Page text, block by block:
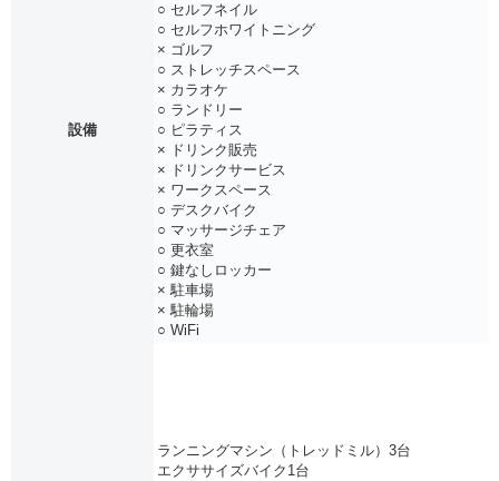
設備
○ セルフネイル
○ セルフホワイトニング
× ゴルフ
○ ストレッチスペース
× カラオケ
○ ランドリー
○ ピラティス
× ドリンク販売
× ドリンクサービス
× ワークスペース
○ デスクバイク
○ マッサージチェア
○ 更衣室
○ 鍵なしロッカー
× 駐車場
× 駐輪場
○ WiFi
ランニングマシン（トレッドミル）3台
エクササイズバイク1台